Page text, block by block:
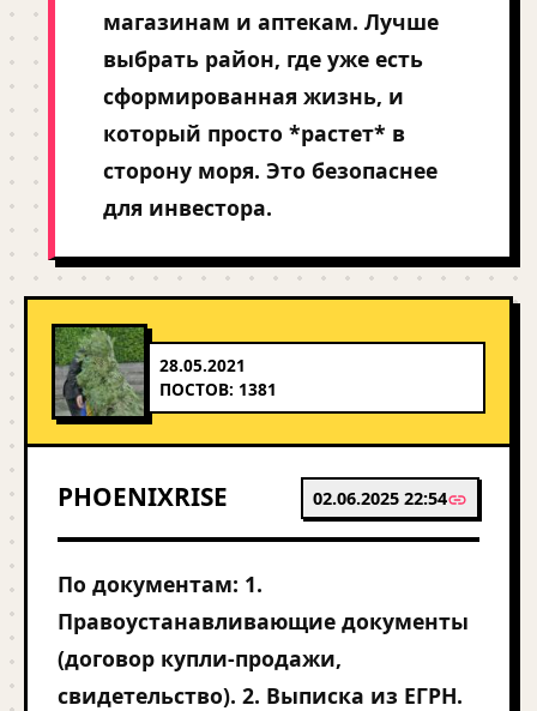
магазинам и аптекам. Лучше
выбрать район, где уже есть
сформированная жизнь, и
который просто *растет* в
сторону моря. Это безопаснее
для инвестора.
28.05.2021
ПОСТОВ: 1381
PHOENIXRISE 02.06.2025 22:54
По документам: 1.
Правоустанавливающие документы
(договор купли-продажи,
свидетельство). 2. Выписка из ЕГРН.